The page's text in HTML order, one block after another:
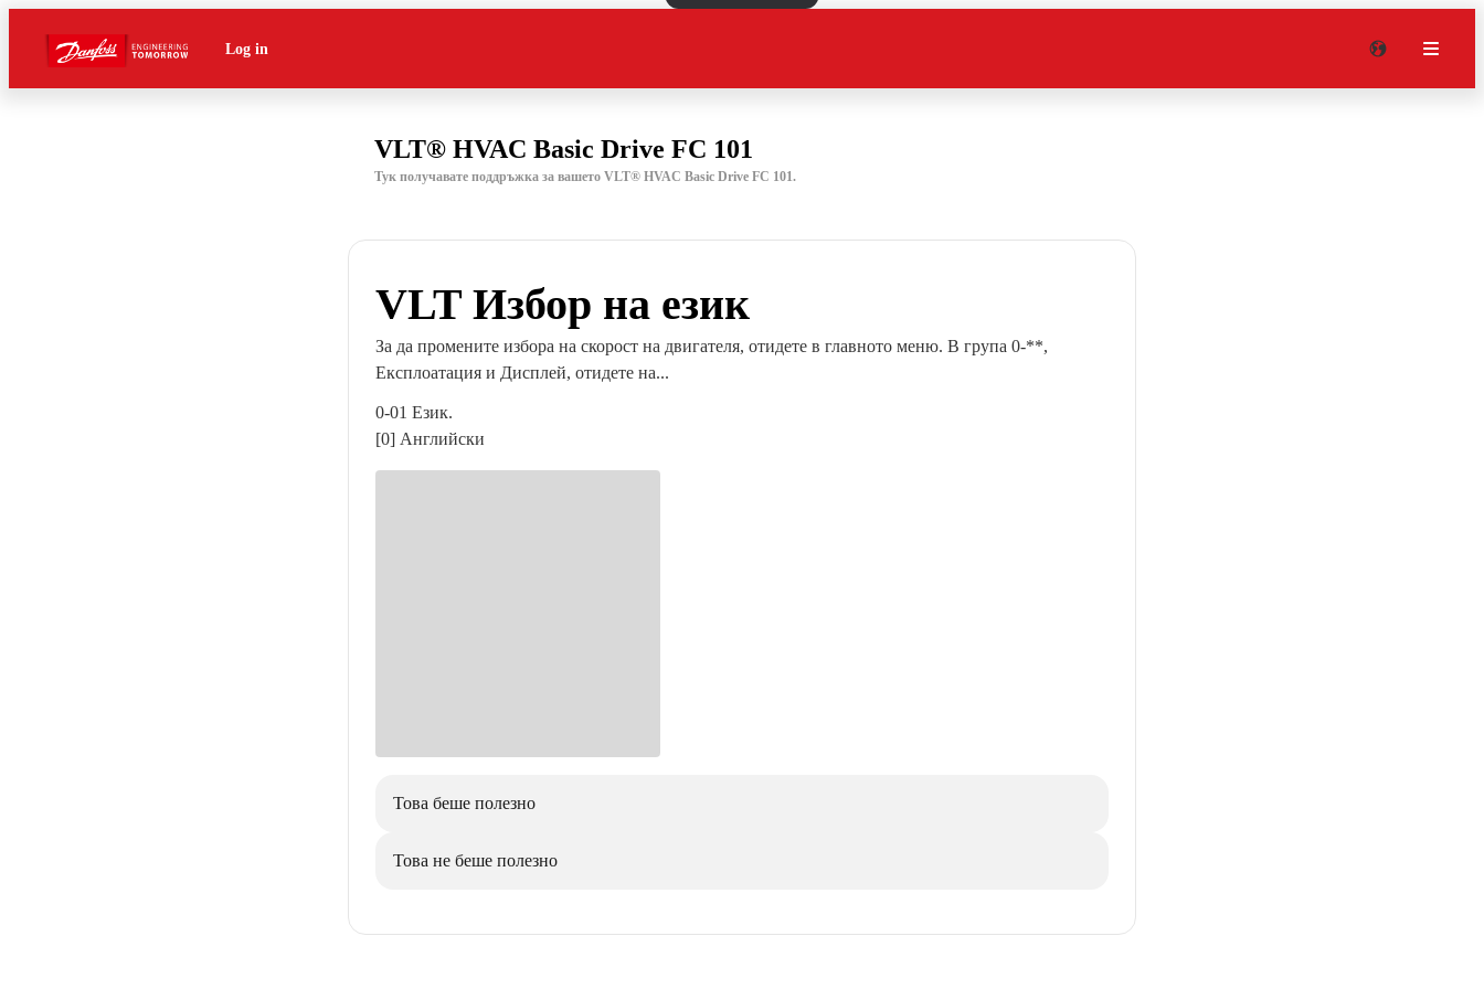
Log in
VLT® HVAC Basic Drive FC 101
Тук получавате поддръжка за вашето VLT® HVAC Basic Drive FC 101.
VLT Избор на език
За да промените избора на скорост на двигателя, отидете в главното меню. В група 0-**,
Експлоатация и Дисплей, отидете на...
0-01 Език.
[0] Английски
Това беше полезно
Това не беше полезно